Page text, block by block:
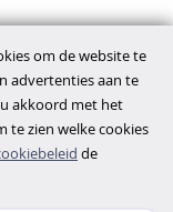
om de website te
advertenties aan te
akkoord met het
te zien welke cookies
de